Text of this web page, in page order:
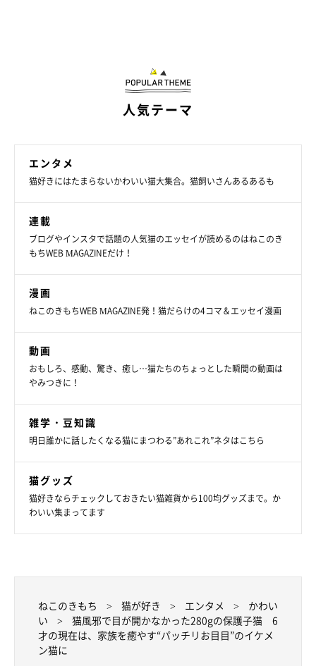
キリッとした“イケメン猫”に成長したマサムネくんですが、ギャ
飼い主さん：
「両親や祖母にもすぐに『なでて〜』と甘えに行く姿が可愛いで
す。また、 前足で“カキカキ”してから水を飲む
んの印象的なところかなと思います」
人気テーマ
エンタメ
猫好きにはたまらないかわいい猫大集合。猫飼いさんあるあるも
連載
ブログやインスタで話題の人気猫のエッセイが読めるのはねこのき
もちWEB MAGAZINEだけ！
漫画
ねこのきもちWEB MAGAZINE発！猫だらけの4コマ＆エッセイ漫画
動画
おもしろ、感動、驚き、癒し…猫たちのちょっとした瞬間の動画は
やみつきに！
雑学・豆知識
明日誰かに話したくなる猫にまつわる”あれこれ”ネタはこちら
猫グッズ
猫好きならチェックしておきたい猫雑貨から100均グッズまで。か
わいい集まってます
ねこのきもち 猫が好き エンタメ
かわい
い
猫風邪で目が開かなかった280gの保護子猫 6
才の現在は、家族を癒やす“パッチリお目目”のイケメ
ン猫に